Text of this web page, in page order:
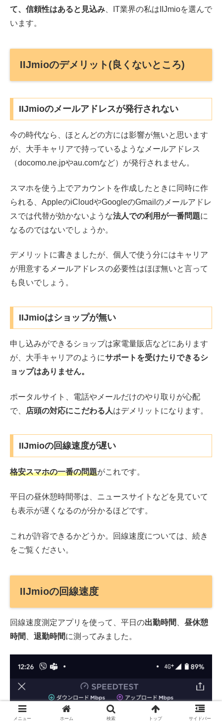
て、信頼性はあると見込み 、IT業界の私はIIJmioを選んで
います。
IIJmioのデメリット(良くないところ)
IIJmioのメールアドレスが発行されない
今の時代なら、ほとんどの方には影響が無いと思います
が、大手キャリアで持っているようなメールアドレス
（docomo.ne.jpやau.comなど）が発行されません。
スマホを使う上でアカウントを作成したときに同時に作
られる、AppleのiCloudやGoogleのGmailのメールアドレ
スでは代替が効かないような法人での利用が一番問題に
なるのではないでしょうか。
デメリットに書きましたが、個人で使う分にはキャリア
が用意するメールアドレスの必要性はほぼ無いと言って
も良いでしょう。
IIJmioはショップが無い
申し込みができるショップは家電量販店などにあります
が、大手キャリアのようにサポートを受けたりできるシ
ョップはありません。
ポータルサイト、電話やメールだけのやり取りが心配
で、
店頭の対応にこだわる人はデメリットになります。
IIJmioの回線速度が遅い
格安スマホの一番の問題がこれです。
平日の昼休憩時間帯は、ニュースサイトなどを見ていて
も表示が遅くなるのが分かるほどです。
これが許容できるかどうか。回線速度については、続き
をご覧ください。
IIJmioの回線速度
回線速度測定アプリを使って、平日の出勤時間
昼休憩
時間
退勤時間に測ってみました。
メニュー ホーム 検索 トップ サイドバー